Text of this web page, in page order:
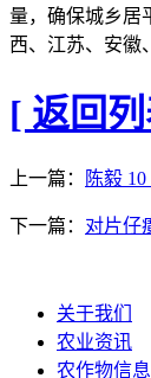
量，确保城乡居
西、江苏、安徽
[ 返回
上一篇： 陈毅
下一篇： 对片仔
关于我们
农业资讯
农作物信息